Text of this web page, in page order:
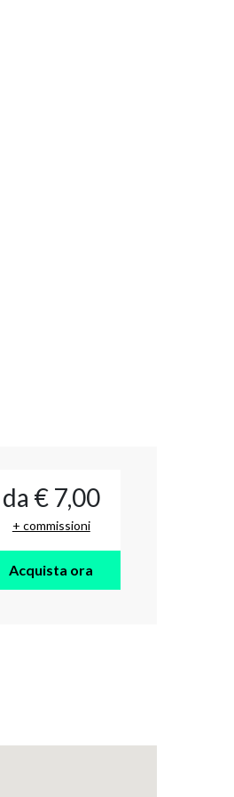
da € 7,00
+ commissioni
Acquista ora